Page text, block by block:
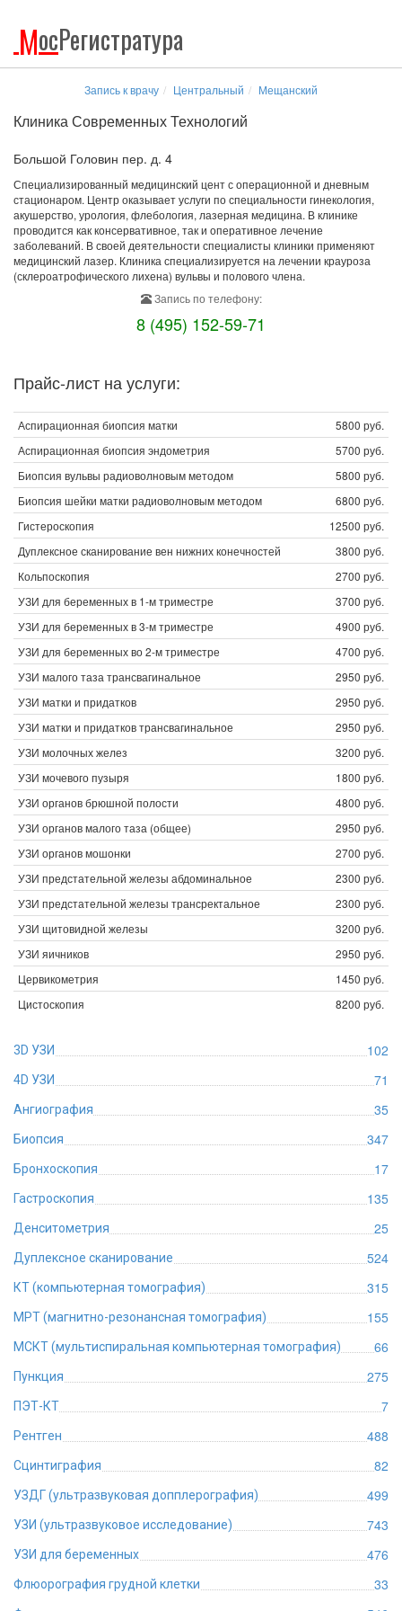
МосРегистратура
Запись к врачу Центральный Мещанский
Клиника Современных Технологий
Большой Головин пер. д. 4
Специализированный медицинский цент с операционной и дневным
стационаром. Центр оказывает услуги по специальности гинекология,
акушерство, урология, флебология, лазерная медицина. В клинике
проводится как консервативное, так и оперативное лечение
заболеваний. В своей деятельности специалисты клиники применяют
медицинский лазер. Клиника специализируется на лечении крауроза
(склероатрофического лихена) вульвы и полового члена.
Запись по телефону:
8 (495) 152-59-71
Прайс-лист на услуги:
Аспирационная биопсия матки
5800 руб.
Аспирационная биопсия эндометрия
5700 руб.
Биопсия вульвы радиоволновым методом
5800 руб.
Биопсия шейки матки радиоволновым методом
6800 руб.
Гистероскопия
12500 руб.
Дуплексное сканирование вен нижних конечностей
3800 руб.
Кольпоскопия
2700 руб.
УЗИ для беременных в 1-м триместре
3700 руб.
УЗИ для беременных в 3-м триместре
4900 руб.
УЗИ для беременных во 2-м триместре
4700 руб.
УЗИ малого таза трансвагинальное
2950 руб.
УЗИ матки и придатков
2950 руб.
УЗИ матки и придатков трансвагинальное
2950 руб.
УЗИ молочных желез
3200 руб.
УЗИ мочевого пузыря
1800 руб.
УЗИ органов брюшной полости
4800 руб.
УЗИ органов малого таза (общее)
2950 руб.
УЗИ органов мошонки
2700 руб.
УЗИ предстательной железы абдоминальное
2300 руб.
УЗИ предстательной железы трансректальное
2300 руб.
УЗИ щитовидной железы
3200 руб.
УЗИ яичников
2950 руб.
Цервикометрия
1450 руб.
Цистоскопия
8200 руб.
3D УЗИ 102
4D УЗИ 71
Ангиография 35
Биопсия 347
Бронхоскопия 17
Гастроскопия 135
Денситометрия 25
Дуплексное сканирование 524
КТ (компьютерная томография) 315
МРТ (магнитно-резонансная томография) 155
МСКТ (мультиспиральная компьютерная томография) 66
Пункция 275
ПЭТ-КТ 7
Рентген 488
Сцинтиграфия 82
УЗДГ (ультразвуковая допплерография) 499
УЗИ (ультразвуковое исследование) 743
УЗИ для беременных 476
Флюорография грудной клетки 33